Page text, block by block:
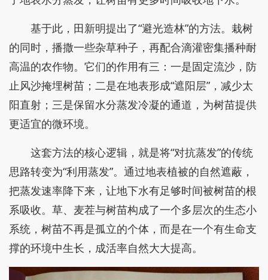
基于此，田新明提出了“避光造林”的方法。栽树
的同时，播撒一些杂草种子，再配合滴灌密集播种耐
高温的农作物。它们的作用有三：一是固定流沙，防
止风沙掩埋树苗；二是在地表形成“遮阳层”，减少太
阳直射；三是保留水分蒸发冷凝的通道，为树苗提供
更适宜的微环境。
这套方法的核心逻辑，就是将“对抗蒸发”的传统
思路转变为“利用蒸发”。通过地表植被的自然遮蔽，
把蒸发速率降下来，让地下水有足够时间被树苗的根
系吸收。草、麦茬与树苗构成了一个多层次的生态小
系统，树苗不再是孤立的个体，而是在一个有生命支
撑的环境中生长，成活率自然大大提高。